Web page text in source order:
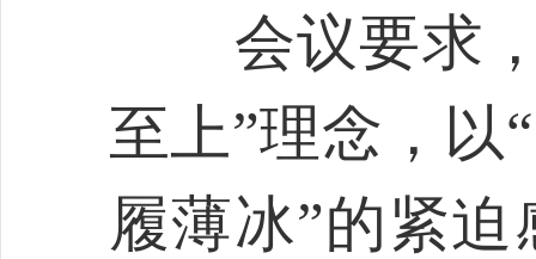
会议要求，
至上”理念，以
履薄冰”的紧